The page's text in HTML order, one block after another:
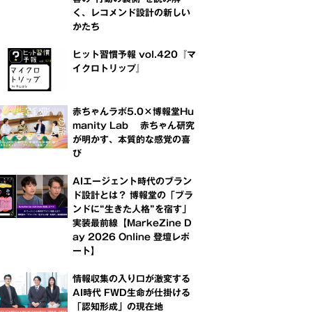
く、レコメンド設計の新しい
かたち
ヒット習慣予報 vol.420『マ
イクロトリップ』
赤ちゃんラボ5.0×博報堂Hu
manity Lab 赤ちゃん研究
が明かす、本質的な感覚の喜
び
AIエージェント時代のブラン
ド設計とは？ 博報堂の「ブラ
ンドに“生きた人格”を宿す」
実装最前線【MarkeZine D
ay 2026 Online 登壇レポ
ート】
情報収集の入り口が激変する
AI時代 FWD生命が仕掛ける
「認知形成」の現在地